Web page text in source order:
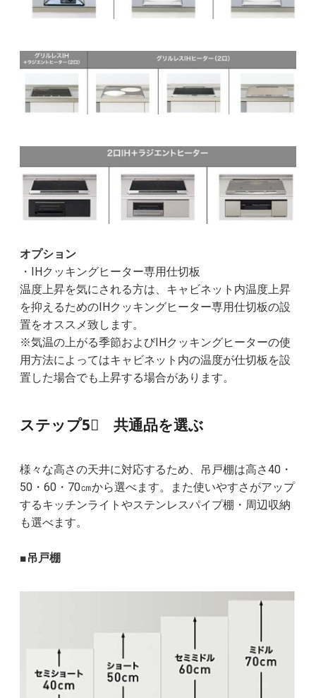
オプション
・IHクッキングヒーター専用仕切板
温度上昇を気にされる方は、キャビネット内温度上昇
を抑えるためのIHクッキングヒーター専用仕切板の設
置をオススメ致します。
※気温の上がる季節およびIHクッキングヒーターの使
用方法によってはキャビネット内の温度が仕切板を設
置した場合でも上昇する場合があります。
ステップ5⃣ 共通品を選ぶ
様々な高さの天井に対応するため、吊戸棚は高さ40・
50・60・70㎝から選べます。また使いやすさがアップ
するキッチンライトやステンレスパイプ棚・周辺収納
も選べます。
■吊戸棚